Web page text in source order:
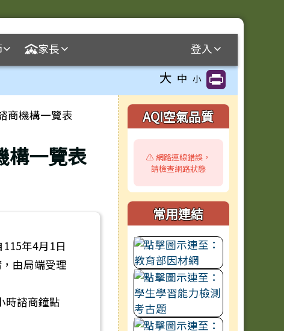
家長 登入
大 中 小
商機構一覽表
構一覽表
年4月1日
由局端受理
時諮商鐘點
右邊區域內容
AQI空氣品質
⚠️ 網路連線錯誤，
請檢查網路狀態
常用連結